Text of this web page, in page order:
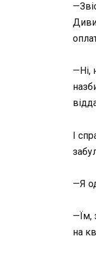
—Ні,
І
—Я
—Їм,
на